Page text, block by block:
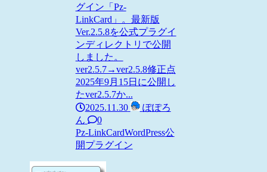
グイン「Pz-
LinkCard」。最新版
Ver.2.5.8を公式プラグイ
ンディレクトリで公開
しました。
ver2.5.7→ver2.5.8修正点
2025年9月15日に公開し
たver2.5.7か...
2025.11.30
ぽぽろ
ん
0
Pz-LinkCardWordPress公
開プラグイン